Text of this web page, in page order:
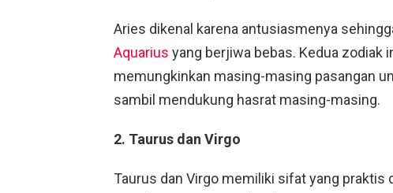
Aries dikenal karena antusiasmenya
Aquarius yang berjiwa bebas. Kedua zodiak
memungkinkan masing-masing pasangan
sambil mendukung hasrat masing-masing.
2. Taurus dan Virgo
Taurus dan Virgo memiliki sifat yang praktis